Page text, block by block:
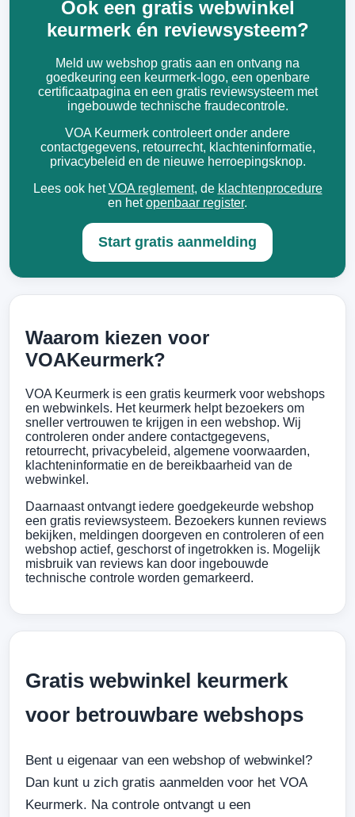
Ook een gratis webwinkel
keurmerk én reviewsysteem?
Meld uw webshop gratis aan en ontvang na
goedkeuring een keurmerk-logo, een openbare
certificaatpagina en een gratis reviewsysteem met
ingebouwde technische fraudecontrole.
VOA Keurmerk controleert onder andere
contactgegevens, retourrecht, klachteninformatie,
privacybeleid en de nieuwe herroepingsknop.
Lees ook hetVOA reglement, de klachtenprocedure
en hetopenbaar register.
Start gratis aanmelding
Waarom kiezen voor
VOAKeurmerk?
VOA Keurmerk is een gratis keurmerk voor webshops
en webwinkels. Het keurmerk helpt bezoekers om
sneller vertrouwen te krijgen in een webshop. Wij
controleren onder andere contactgegevens,
retourrecht, privacybeleid, algemene voorwaarden,
klachteninformatie en de bereikbaarheid van de
webwinkel.
Daarnaast ontvangt iedere goedgekeurde webshop
een gratis reviewsysteem. Bezoekers kunnen reviews
bekijken, meldingen doorgeven en controleren of een
webshop actief, geschorst of ingetrokken is. Mogelijk
misbruik van reviews kan door ingebouwde
technische controle worden gemarkeerd.
Gratis webwinkel keurmerk
voor betrouwbare webshops
Bent u eigenaar van een webshop of webwinkel?
Dan kunt u zich gratis aanmelden voor het VOA
Keurmerk. Na controle ontvangt u een